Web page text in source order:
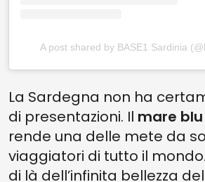
A post shared by BASE1 Sardinia
La Sardegna non ha
di presentazioni. Il mare
rende una delle mete da
viaggiatori di tutto il
di là dell’infinita bellezza